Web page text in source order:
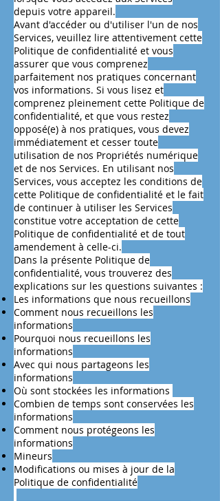
depuis votre appareil.
Avant d'accéder ou d'utiliser l'un de nos
Services, veuillez lire attentivement cette
Politique de confidentialité et vous
assurer que vous comprenez
parfaitement nos pratiques concernant
vos informations. Si vous lisez et
comprenez pleinement cette Politique de
confidentialité, et que vous restez
opposé(e) à nos pratiques, vous devez
immédiatement et cesser toute
utilisation de nos Propriétés numérique
et de nos Services. En utilisant nos
Services, vous acceptez les conditions de
cette Politique de confidentialité et le fait
de continuer à utiliser les Services
constitue votre acceptation de cette
Politique de confidentialité et de tout
amendement à celle-ci.
Dans la présente Politique de
confidentialité, vous trouverez des
explications sur les questions suivantes :
Les informations que nous recueillons
Comment nous recueillons les
informations
Pourquoi nous recueillons les
informations
Avec qui nous partageons les
informations
Où sont stockées les informations
Combien de temps sont conservées les
informations
Comment nous protégeons les
informations
Mineurs
Modifications ou mises à jour de la
Politique de confidentialité